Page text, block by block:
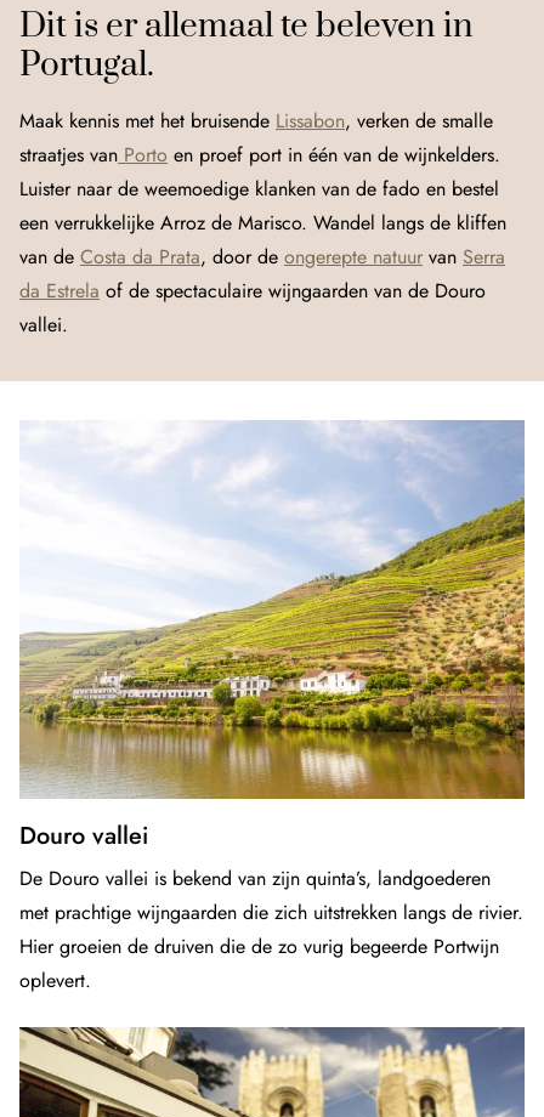
Dit is er allemaal te beleven in
Portugal.
Maak kennis met het bruisende Lissabon, verken de smalle
straatjes van Porto en proef port in één van de wijnkelders.
Luister naar de weemoedige klanken van de fado en bestel
een verrukkelijke Arroz de Marisco. Wandel langs de kliffen
van de Costa da Prata, door de ongerepte natuur van Serra
da Estrela of de spectaculaire wijngaarden van de Douro
vallei.
Douro vallei
De Douro vallei is bekend van zijn quinta’s, landgoederen
met prachtige wijngaarden die zich uitstrekken langs de rivier.
Hier groeien de druiven die de zo vurig begeerde Portwijn
oplevert.